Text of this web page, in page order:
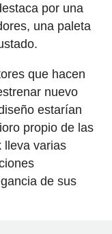
por una
una paleta
que hacen
nuevo
estarían
propio de las
lleva varias
de sus